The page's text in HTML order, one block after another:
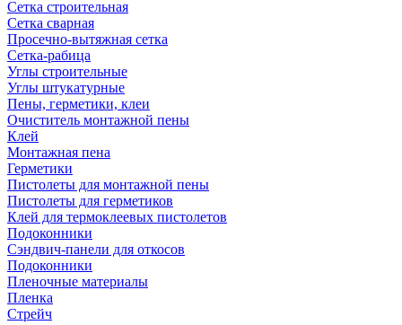
Сетка строительная
Сетка сварная
Просечно-вытяжная сетка
Сетка-рабица
Углы строительные
Углы штукатурные
Пены, герметики, клеи
Очиститель монтажной пены
Клей
Монтажная пена
Герметики
Пистолеты для монтажной пены
Пистолеты для герметиков
Клей для термоклеевых пистолетов
Подоконники
Сэндвич-панели для откосов
Подоконники
Пленочные материалы
Пленка
Стрейч